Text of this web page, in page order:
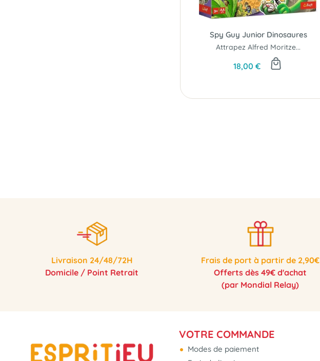
Spy Guy Junior Dinosaures
Attrapez Alfred Moritze...
18,00 €
Livraison 24/48/72H
Domicile / Point Retrait
Frais de port à partir de 2,90€
Offerts dès 49€ d'achat
(par Mondial Relay)
VOTRE COMMANDE
Modes de paiement